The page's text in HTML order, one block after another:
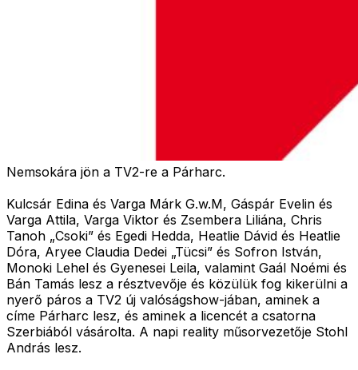
Nemsokára jön a TV2-re a Párharc.
Kulcsár Edina és Varga Márk G.w.M, Gáspár Evelin és
Varga Attila, Varga Viktor és Zsembera Liliána, Chris
Tanoh „Csoki” és Egedi Hedda, Heatlie Dávid és Heatlie
Dóra, Aryee Claudia Dedei „Tücsi” és Sofron István,
Monoki Lehel és Gyenesei Leila, valamint Gaál Noémi és
Bán Tamás lesz a résztvevője és közülük fog kikerülni a
nyerő páros a TV2 új valóságshow-jában, aminek a
címe Párharc lesz, és aminek a licencét a csatorna
Szerbiából vásárolta. A napi reality műsorvezetője Stohl
András lesz.